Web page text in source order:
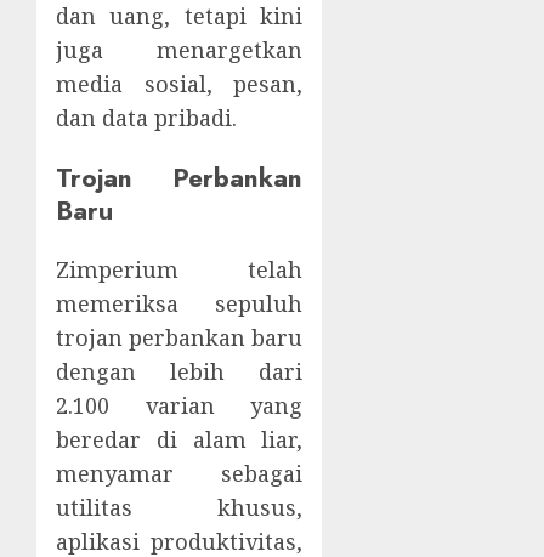
dan uang, tetapi kini
juga menargetkan
media sosial, pesan,
dan data pribadi.
Trojan Perbankan
Baru
Zimperium telah
memeriksa sepuluh
trojan perbankan baru
dengan lebih dari
2.100 varian yang
beredar di alam liar,
menyamar sebagai
utilitas khusus,
aplikasi produktivitas,